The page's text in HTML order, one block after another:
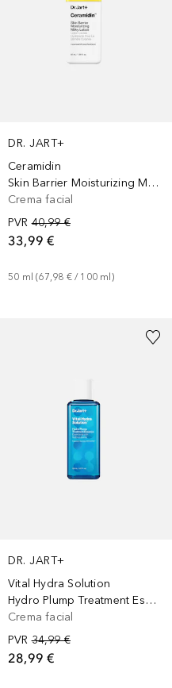
DR. JART+
Ceramidin
Skin Barrier Moisturizing Milky
Crema facial
PVR 40,99 €
33,99 €
50 ml (67,98 € / 100 ml )
DR. JART+
Vital Hydra Solution
Hydro Plump Treatment Essence
Crema facial
PVR 34,99 €
28,99 €